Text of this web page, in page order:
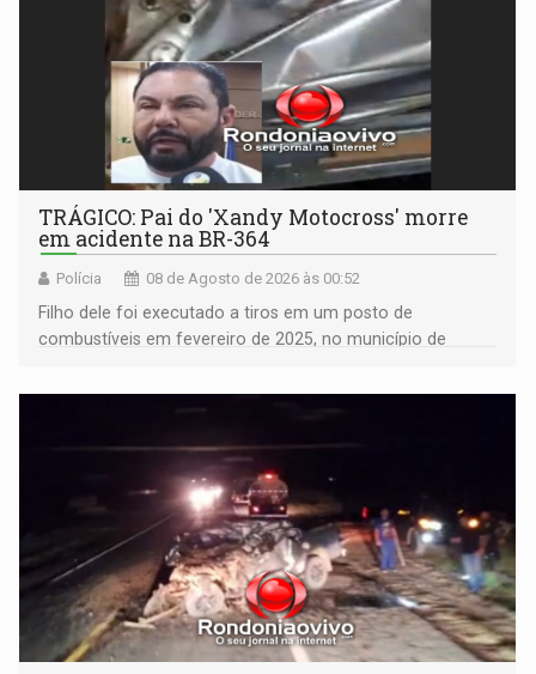
TRÁGICO: Pai do 'Xandy Motocross' morre
em acidente na BR-364
Polícia 08 de Agosto de 2026 às 00:52
Filho dele foi executado a tiros em um posto de
combustíveis em fevereiro de 2025, no município de